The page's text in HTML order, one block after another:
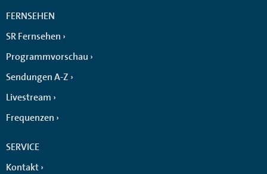
FERNSEHEN
SR Fernsehen
Programmvorschau
Sendungen A-Z
Livestream
Frequenzen
SERVICE
Kontakt